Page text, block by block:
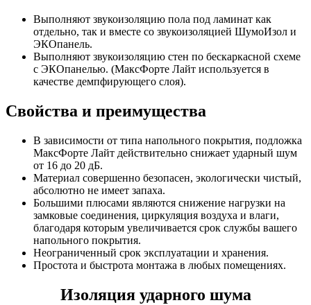
Выполняют звукоизоляцию пола под ламинат как
отдельно, так и вместе со звукоизоляцией ШумоИзол и
ЭКОпанель.
Выполняют звукоизоляцию стен по бескаркасной схеме
с ЭКОпанелью. (МаксФорте Лайт используется в
качестве демпфирующего слоя).
Свойства и преимущества
В зависимости от типа напольного покрытия, подложка
МаксФорте Лайт действительно снижает ударный шум
от 16 до 20 дБ.
Материал совершенно безопасен, экологически чистый,
абсолютно не имеет запаха.
Большими плюсами являются снижение нагрузки на
замковые соединения, циркуляция воздуха и влаги,
благодаря которым увеличивается срок службы вашего
напольного покрытия.
Неограниченный срок эксплуатации и хранения.
Простота и быстрота монтажа в любых помещениях.
Изоляция ударного шума